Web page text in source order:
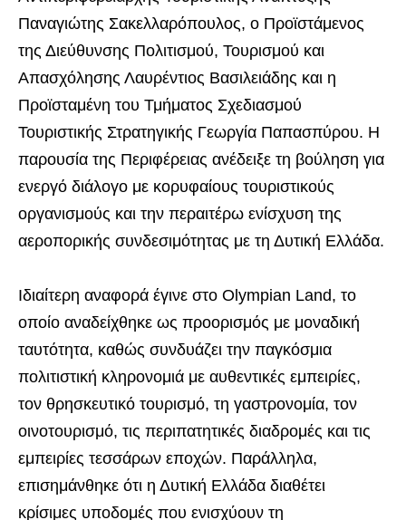
Παναγιώτης Σακελλαρόπουλος, ο Προϊστάμενος
της Διεύθυνσης Πολιτισμού, Τουρισμού και
Απασχόλησης Λαυρέντιος Βασιλειάδης και η
Προϊσταμένη του Τμήματος Σχεδιασμού
Τουριστικής Στρατηγικής Γεωργία Παπασπύρου. Η
παρουσία της Περιφέρειας ανέδειξε τη βούληση για
ενεργό διάλογο με κορυφαίους τουριστικούς
οργανισμούς και την περαιτέρω ενίσχυση της
αεροπορικής συνδεσιμότητας με τη Δυτική Ελλάδα.
Ιδιαίτερη αναφορά έγινε στο Olympian Land, το
οποίο αναδείχθηκε ως προορισμός με μοναδική
ταυτότητα, καθώς συνδυάζει την παγκόσμια
πολιτιστική κληρονομιά με αυθεντικές εμπειρίες,
τον θρησκευτικό τουρισμό, τη γαστρονομία, τον
οινοτουρισμό, τις περιπατητικές διαδρομές και τις
εμπειρίες τεσσάρων εποχών. Παράλληλα,
επισημάνθηκε ότι η Δυτική Ελλάδα διαθέτει
κρίσιμες υποδομές που ενισχύουν τη